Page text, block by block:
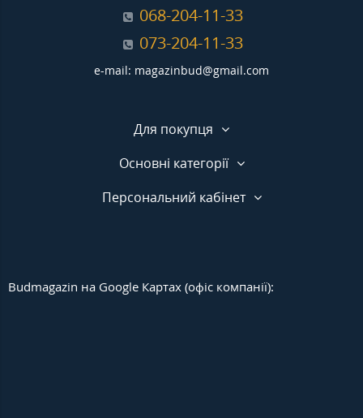
068-204-11-33
073-204-11-33
e-mail: magazinbud@gmail.com
Для покупця
Основні категорії
Персональний кабінет
Budmagazin на Google Картах (офіс компанії):